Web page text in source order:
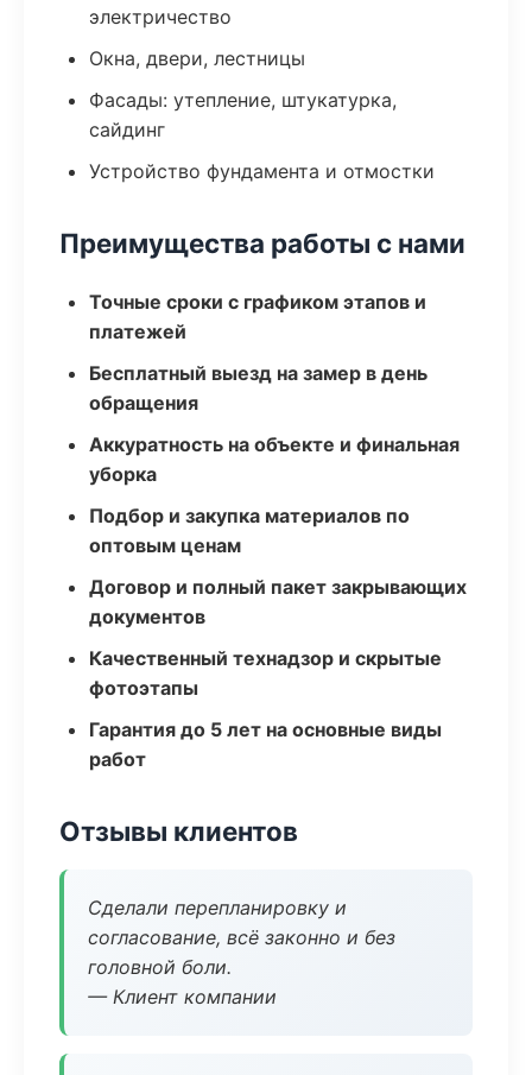
электричество
Окна, двери, лестницы
Фасады: утепление, штукатурка,
сайдинг
Устройство фундамента и отмостки
Преимущества работы с нами
Точные сроки с графиком этапов и
платежей
Бесплатный выезд на замер в день
обращения
Аккуратность на объекте и финальная
уборка
Подбор и закупка материалов по
оптовым ценам
Договор и полный пакет закрывающих
документов
Качественный технадзор и скрытые
фотоэтапы
Гарантия до 5 лет на основные виды
работ
Отзывы клиентов
Сделали перепланировку и
согласование, всё законно и без
головной боли.
— Клиент компании